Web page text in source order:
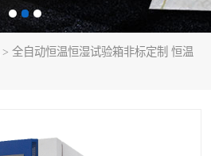
> 全自动恒温恒湿试验箱非标定制 恒温